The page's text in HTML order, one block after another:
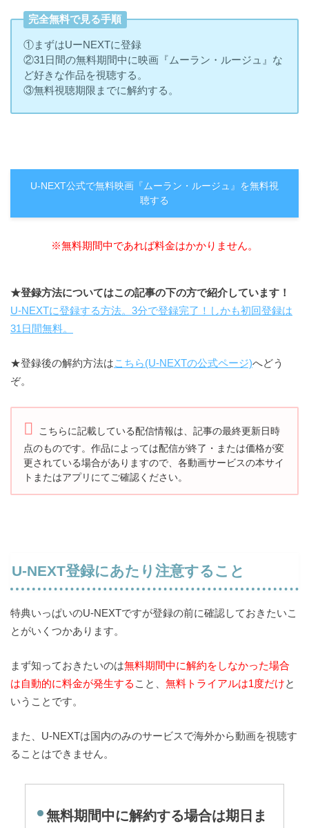
完全無料で見る手順
①まずはUーNEXTに登録
②31日間の無料期間中に映画『ムーラン・ルージュ』な
ど好きな作品を視聴する。
③無料視聴期限までに解約する。
U-NEXT公式で無料映画『ムーラン・ルージュ』を無料視
聴する
※無料期間中であれば料金はかかりません。
★登録方法についてはこの記事の下の方で紹介しています！
U-NEXTに登録する方法。3分で登録完了！しかも初回登録は
31日間無料。
★登録後の解約方法はこちら(U-NEXTの公式ページ)へどう
ぞ。
こちらに記載している配信情報は、記事の最終更新日時
点のものです。 作品によっては配信が終了・または価格が変
更されている場合がありますので、 各動画サービスの本サイ
トまたはアプリにてご確認ください。
U-NEXT登録にあたり注意すること
特典いっぱいのU-NEXTですが登録の前に確認しておきたいこ
とがいくつかあります。
まず知っておきたいのは無料期間中に解約をしなかった場合
は自動的に料金が発生する こと、 無料トライアルは1度だけと
いうことです。
また、U-NEXTは国内のみのサービスで海外から動画を視聴す
ることはできません。
無料期間中に解約する場合は期日ま